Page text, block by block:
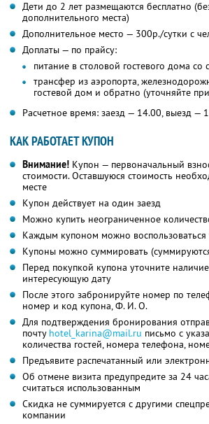
Дети до 2 лет размещаются бесплатно
дополнительного места)
Дополнительное место — 300р./сутки с
Доплаты — по прайсу:
питание в столовой гостевого дома
трансфер из аэропорта,
гостевой дом и обратно (уточняйте
Расчетное время: заезд — 14.00, выезд —
КАК РАБОТАЕТ КУПОН
Внимание! Купон — первоначальный
стоимости. Оставшуюся стоимость
месте
Купон действует на один заезд
Можно купить неограниченное
Каждым купоном можно воспользоваться
Купоны можно суммировать
Перед покупкой купона уточните
интересующую дату
После этого забронируйте номер по
номер и код купона,Ф. И. О.
Для подтверждения бронирования
почту hotel_karina@mail.ru письмо с
количества гостей, номера телефона,
Предъявите распечатанный или
Об отмене визита предупредите за 24
считаться использованным
Скидка не суммируется с другими
компании